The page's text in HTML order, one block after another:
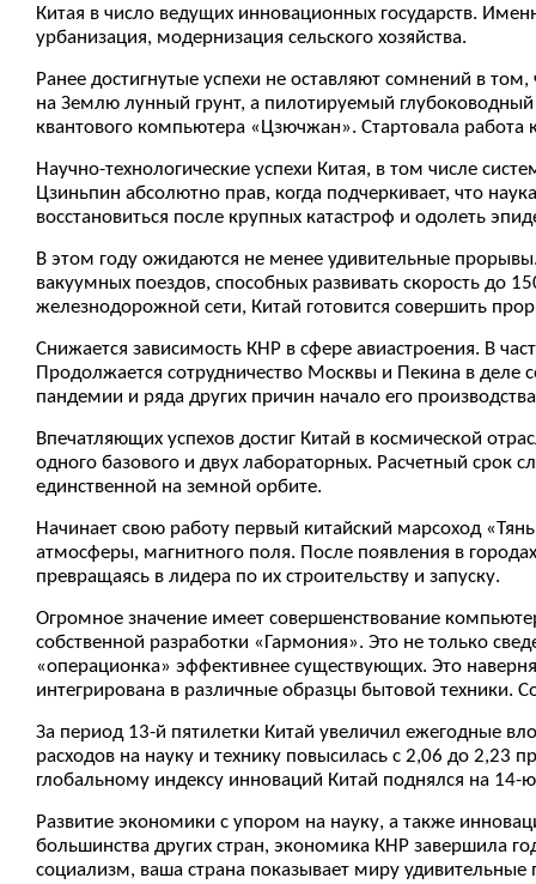
Китая в число ведущих инновационных государств.
урбанизация, модернизация сельского хозяйства.
Ранее достигнутые успехи не оставляют сомнений в
на Землю лунный грунт, а пилотируемый
квантового компьютера «Цзючжан». Стартовала работа
Научно-технологические успехи Китая, в том числе
Цзиньпин абсолютно прав, когда подчеркивает, что
восстановиться после крупных катастроф и одолеть
В этом году ожидаются не менее удивительные
вакуумных поездов, способных развивать скорость до
железнодорожной сети, Китай готовится совершить
Снижается зависимость КНР в сфере авиастроения. В
Продолжается сотрудничество Москвы и Пекина в деле
пандемии и ряда других причин начало его
Впечатляющих успехов достиг Китай в космической
одного базового и двух лабораторных. Расчетный срок
единственной на земной орбите.
Начинает свою работу первый китайский марсоход
атмосферы, магнитного поля. После появления в
превращаясь в лидера по их строительству и запуску.
Огромное значение имеет совершенствование
собственной разработки «Гармония». Это не только
«операционка» эффективнее существующих. Это
интегрирована в различные образцы бытовой
За период 13-й пятилетки Китай увеличил ежегодные
расходов на науку и технику повысилась с 2,06 до 2,23
глобальному индексу инноваций Китай поднялся на 14-
Развитие экономики с упором на науку, а также
большинства других стран, экономика КНР завершила
социализм, ваша страна показывает миру